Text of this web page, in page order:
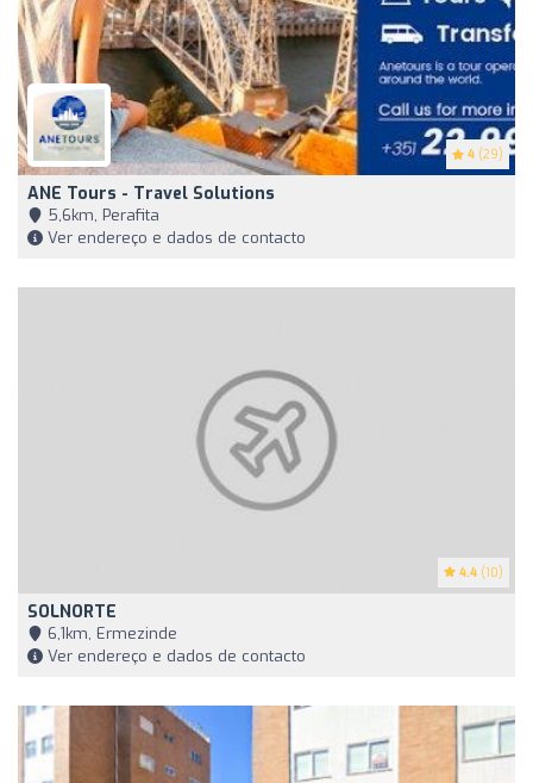
4 (29)
ANE Tours - Travel Solutions
5,6km, Perafita
Ver endereço e dados de contacto
4.4 (10)
SOLNORTE
6,1km, Ermezinde
Ver endereço e dados de contacto